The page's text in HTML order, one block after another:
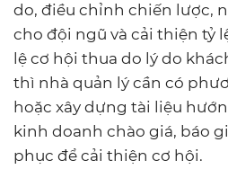
do, điều chỉnh chiến lược,
cho đội ngũ và cải thiện tỷ
lệ cơ hội thua do lý do
thì nhà quản lý cần có
hoặc xây dựng tài liệu
kinh doanh chào giá, báo
phục để cải thiện cơ hội.